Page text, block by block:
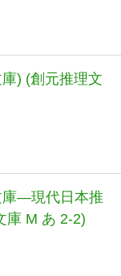
) (創元推理文
庫―現代日本推
庫 M あ 2-2)